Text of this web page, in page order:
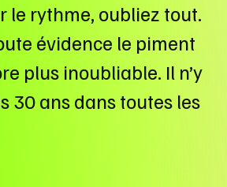
le rythme, oubliez tout.
évidence le piment
plus inoubliable. Il n’y
30 ans dans toutes les